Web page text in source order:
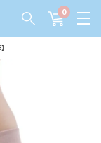
0